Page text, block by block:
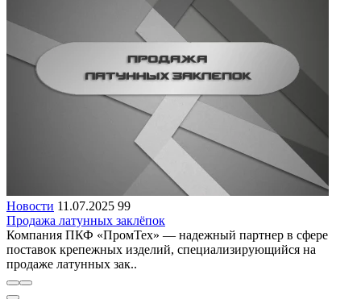
Новости 11.07.2025 99
Продажа латунных заклёпок
Компания ПКФ «ПромТех» — надежный партнер в сфере
поставок крепежных изделий, специализирующийся на
продаже латунных зак..